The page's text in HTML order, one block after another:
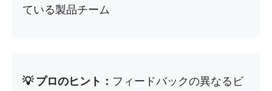
ている製品チーム
💡 プロのヒント： フィードバックの異なるビ